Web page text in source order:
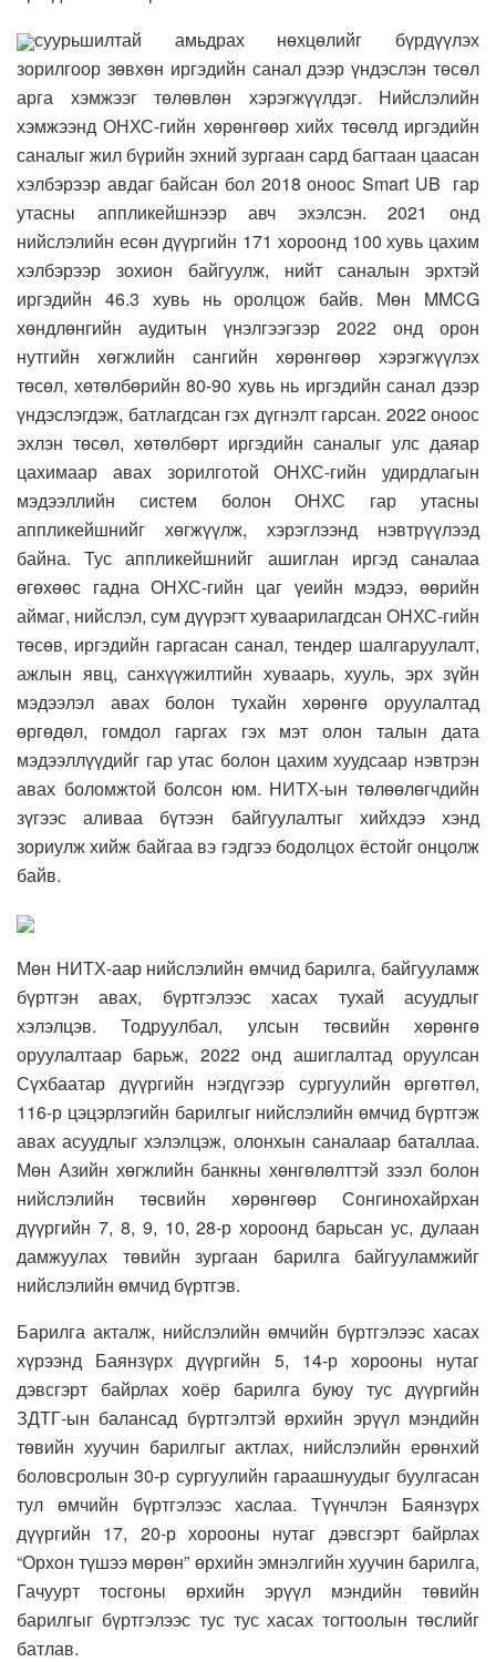
суурьшилтай амьдрах нөхцөлийг бүрдүүлэх
зорилгоор зөвхөн иргэдийн санал дээр үндэслэн төсөл
арга хэмжээг төлөвлөн хэрэгжүүлдэг. Нийслэлийн
хэмжээнд ОНХС-гийн хөрөнгөөр хийх төсөлд иргэдийн
саналыг жил бүрийн эхний зургаан сард багтаан цаасан
хэлбэрээр авдаг байсан бол 2018 оноос Smart UB гар
утасны аппликейшнээр авч эхэлсэн. 2021 онд
нийслэлийн есөн дүүргийн 171 хороонд 100 хувь цахим
хэлбэрээр зохион байгуулж, нийт саналын эрхтэй
иргэдийн 46.3 хувь нь оролцож байв. Мөн MMCG
хөндлөнгийн аудитын үнэлгээгээр 2022 онд орон
нутгийн хөгжлийн сангийн хөрөнгөөр хэрэгжүүлэх
төсөл, хөтөлбөрийн 80-90 хувь нь иргэдийн санал дээр
үндэслэгдэж, батлагдсан гэх дүгнэлт гарсан. 2022 оноос
эхлэн төсөл, хөтөлбөрт иргэдийн саналыг улс даяар
цахимаар авах зорилготой ОНХС-гийн удирдлагын
мэдээллийн систем болон ОНХС гар утасны
аппликейшнийг хөгжүүлж, хэрэглээнд нэвтрүүлээд
байна. Тус аппликейшнийг ашиглан иргэд саналаа
өгөхөөс гадна ОНХС-гийн цаг үеийн мэдээ, өөрийн
аймаг, нийслэл, сум дүүрэгт хуваарилагдсан ОНХС-гийн
төсөв, иргэдийн гаргасан санал, тендер шалгаруулалт,
ажлын явц, санхүүжилтийн хуваарь, хууль, эрх зүйн
мэдээлэл авах болон тухайн хөрөнгө оруулалтад
өргөдөл, гомдол гаргах гэх мэт олон талын дата
мэдээллүүдийг гар утас болон цахим хуудсаар нэвтрэн
авах боломжтой болсон юм. НИТХ-ын төлөөлөгчдийн
зүгээс аливаа бүтээн байгуулалтыг хийхдээ хэнд
зориулж хийж байгаа вэ гэдгээ бодолцох ёстойг онцолж
байв.
Мөн НИТХ-аар нийслэлийн өмчид барилга, байгууламж
бүртгэн авах, бүртгэлээс хасах тухай асуудлыг
хэлэлцэв. Тодруулбал, улсын төсвийн хөрөнгө
оруулалтаар барьж, 2022 онд ашиглалтад оруулсан
Сүхбаатар дүүргийн нэгдүгээр сургуулийн өргөтгөл,
116-р цэцэрлэгийн барилгыг нийслэлийн өмчид бүртгэж
авах асуудлыг хэлэлцэж, олонхын саналаар баталлаа.
Мөн Азийн хөгжлийн банкны хөнгөлөлттэй зээл болон
нийслэлийн төсвийн хөрөнгөөр Сонгинохайрхан
дүүргийн 7, 8, 9, 10, 28-р хороонд барьсан ус, дулаан
дамжуулах төвийн зургаан барилга байгууламжийг
нийслэлийн өмчид бүртгэв.
Барилга акталж, нийслэлийн өмчийн бүртгэлээс хасах
хүрээнд Баянзүрх дүүргийн 5, 14-р хорооны нутаг
дэвсгэрт байрлах хоёр барилга буюу тус дүүргийн
ЗДТГ-ын балансад бүртгэлтэй өрхийн эрүүл мэндийн
төвийн хуучин барилгыг актлах, нийслэлийн ерөнхий
боловсролын 30-р сургуулийн гараашнуудыг буулгасан
тул өмчийн бүртгэлээс хаслаа. Түүнчлэн Баянзүрх
дүүргийн 17, 20-р хорооны нутаг дэвсгэрт байрлах
“Орхон түшээ мөрөн” өрхийн эмнэлгийн хуучин барилга,
Гачуурт тосгоны өрхийн эрүүл мэндийн төвийн
барилгыг бүртгэлээс тус тус хасах тогтоолын төслийг
батлав.